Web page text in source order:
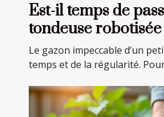
Est-il temps de
tondeuse
petit espace vert ?
Le gazon impeccable d’un
temps et de la régularité.